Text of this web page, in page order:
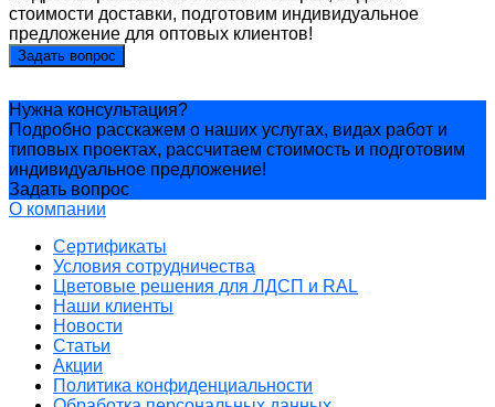
стоимости доставки, подготовим индивидуальное
предложение для оптовых клиентов!
Задать вопрос
Нужна консультация?
Подробно расскажем о наших услугах, видах работ и
типовых проектах, рассчитаем стоимость и подготовим
индивидуальное предложение!
Задать вопрос
О компании
Сертификаты
Условия сотрудничества
Цветовые решения для ЛДСП и RAL
Наши клиенты
Новости
Статьи
Акции
Политика конфиденциальности